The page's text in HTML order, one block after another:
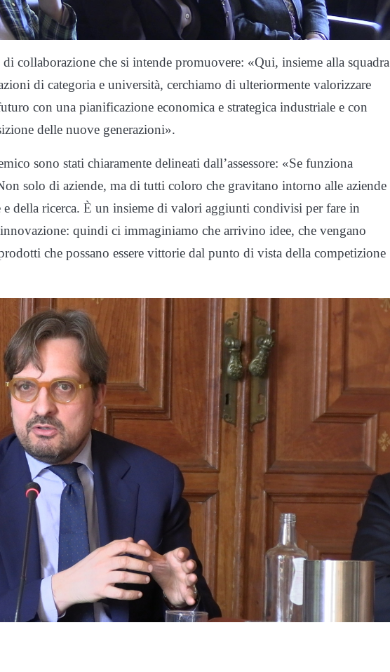
collaborazione che si intende promuovere: «Qui, insieme alla squadra
di categoria e università, cerchiamo di ulteriormente valorizzare
con una pianificazione economica e strategica industriale e con
delle nuove generazioni».
sono stati chiaramente delineati dall’assessore: «Se funziona
solo di aziende, ma di tutti coloro che gravitano intorno alle aziende
della ricerca. È un insieme di valori aggiunti condivisi per fare in
quindi ci immaginiamo che arrivino idee, che vengano
che possano essere vittorie dal punto di vista della competizione